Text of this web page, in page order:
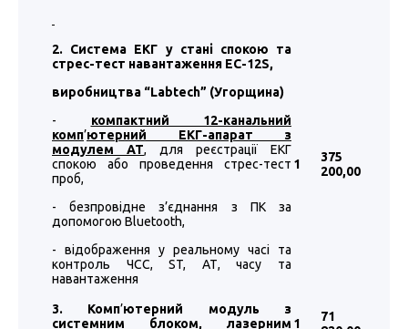
2. Система ЕКГ у стані спокою та
стрес-тест навантаження EC-12S,
виробництва “Labtech” (Угорщина)
- компактний 12-канальний
комп’ютерний ЕКГ-апарат з
модулем АТ, для реєстрації ЕКГ
спокою або проведення стрес-тест
проб,
- безпровідне з’єднання з ПК за
допомогою Bluetooth,
- відображення у реальному часі та
контроль ЧСС, ST, АТ, часу та
навантаження
1
375
200,00
3. Комп’ютерний модуль з
системним блоком, лазерним 1
71